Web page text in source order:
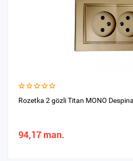
Rozetka 2 gözli Titan MONO
94,17 man.